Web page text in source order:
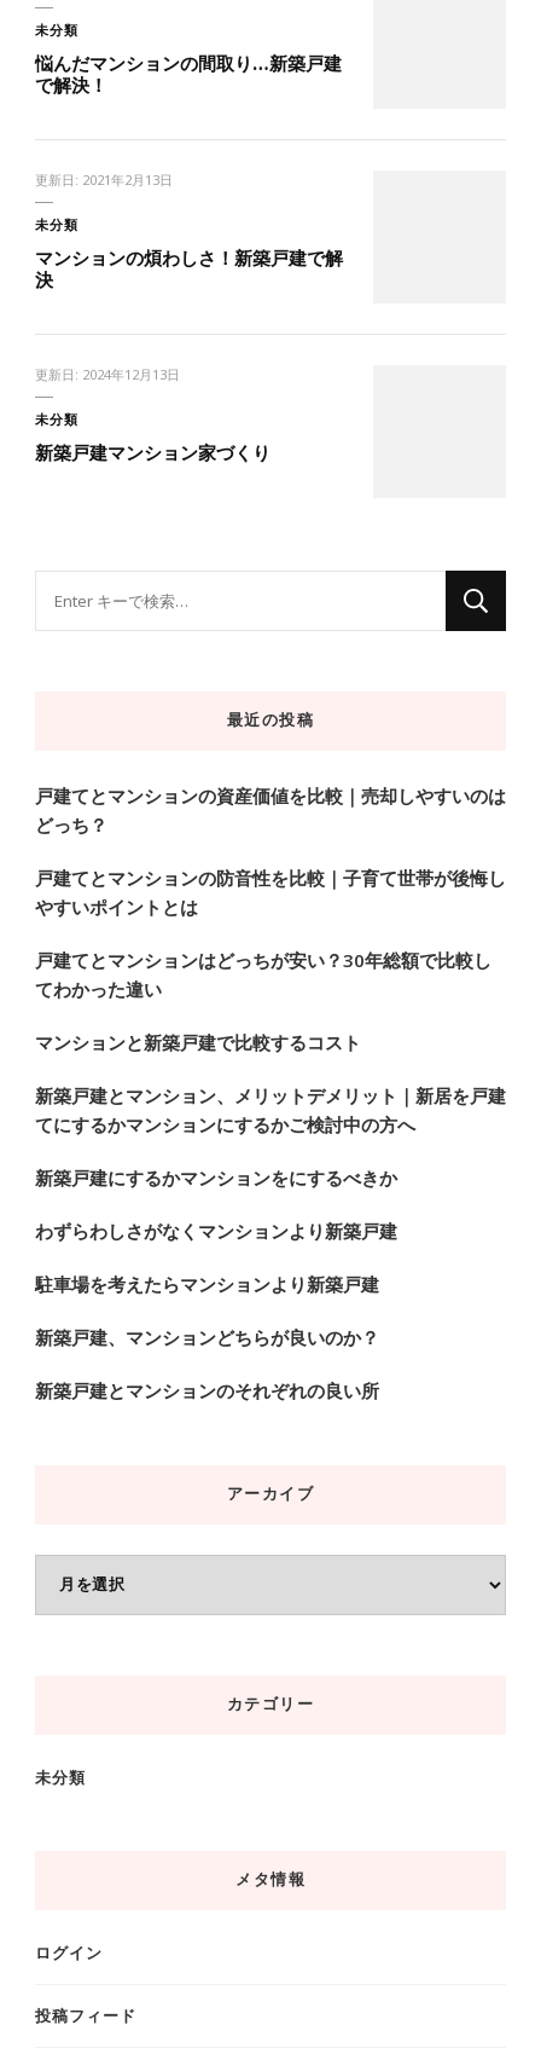
未分類
悩んだマンションの間取り…新築戸建
で解決！
更新日: 2021年2月13日
未分類
マンションの煩わしさ！新築戸建で解
決
更新日: 2024年12月13日
未分類
新築戸建マンション家づくり
で
す
か
?
最近の投稿
戸建てとマンションの資産価値を比較｜売却しやすいのは
どっち？
戸建てとマンションの防音性を比較｜子育て世帯が後悔し
やすいポイントとは
戸建てとマンションはどっちが安い？30年総額で比較し
てわかった違い
マンションと新築戸建で比較するコスト
新築戸建とマンション、メリットデメリット｜新居を戸建
てにするかマンションにするかご検討中の方へ
新築戸建にするかマンションをにするべきか
わずらわしさがなくマンションより新築戸建
駐車場を考えたらマンションより新築戸建
新築戸建、マンションどちらが良いのか？
新築戸建とマンションのそれぞれの良い所
アーカイブ
カテゴリー
未分類
メタ情報
ログイン
投稿フィード